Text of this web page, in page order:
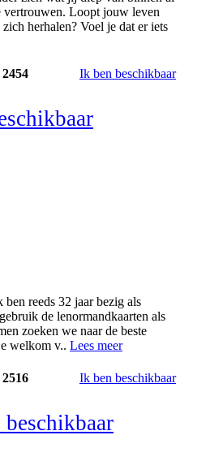
vertrouwen. Loopt jouw leven
herhalen? Voel je dat er iets
Ik ben beschikbaar
reeds 32 jaar bezig als
de lenormandkaarten als
zoeken we naar de beste
welkom v.. Lees meer
Ik ben beschikbaar